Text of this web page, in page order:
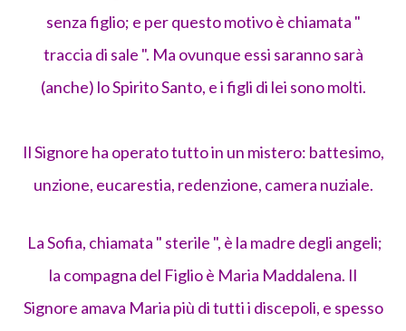
senza figlio; e per questo motivo è chiamata "
traccia di sale ". Ma ovunque essi saranno sarà
(anche) lo Spirito Santo, e i figli di lei sono molti.
Il Signore ha operato tutto in un mistero: battesimo,
unzione, eucarestia, redenzione, camera nuziale.
La Sofia, chiamata " sterile ", è la madre degli angeli;
la compagna del Figlio è Maria Maddalena. Il
Signore amava Maria più di tutti i discepoli, e spesso